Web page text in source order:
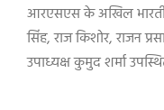
आरएसएस के अखिल भारतीय
सिंह, राज किशोर, राजन
उपाध्यक्ष कुमुद शर्मा